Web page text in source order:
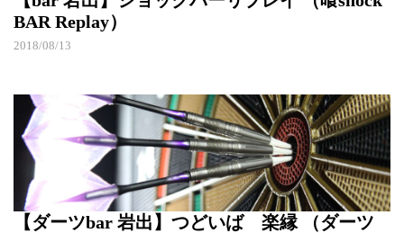
BAR Replay）
2018/08/13
【ダーツbar 岩出】つどいば 楽縁 （ダーツ